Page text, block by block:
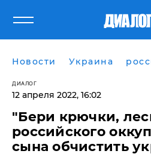
Новости Украина
ДИАЛОГ
12 апреля 2022, 16:02
"Бери крючки,
российского
сына обчистить